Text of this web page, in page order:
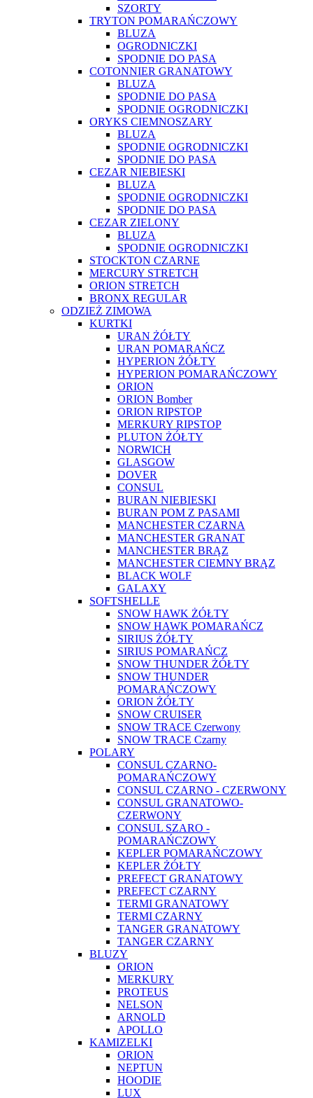
SZORTY
TRYTON POMARAŃCZOWY
BLUZA
OGRODNICZKI
SPODNIE DO PASA
COTONNIER GRANATOWY
BLUZA
SPODNIE DO PASA
SPODNIE OGRODNICZKI
ORYKS CIEMNOSZARY
BLUZA
SPODNIE OGRODNICZKI
SPODNIE DO PASA
CEZAR NIEBIESKI
BLUZA
SPODNIE OGRODNICZKI
SPODNIE DO PASA
CEZAR ZIELONY
BLUZA
SPODNIE OGRODNICZKI
STOCKTON CZARNE
MERCURY STRETCH
ORION STRETCH
BRONX REGULAR
ODZIEŻ ZIMOWA
KURTKI
URAN ŻÓŁTY
URAN POMARAŃCZ
HYPERION ŻÓŁTY
HYPERION POMARAŃCZOWY
ORION
ORION Bomber
ORION RIPSTOP
MERKURY RIPSTOP
PLUTON ŻÓŁTY
NORWICH
GLASGOW
DOVER
CONSUL
BURAN NIEBIESKI
BURAN POM Z PASAMI
MANCHESTER CZARNA
MANCHESTER GRANAT
MANCHESTER BRĄZ
MANCHESTER CIEMNY BRĄZ
BLACK WOLF
GALAXY
SOFTSHELLE
SNOW HAWK ŻÓŁTY
SNOW HAWK POMARAŃCZ
SIRIUS ŻÓŁTY
SIRIUS POMARAŃCZ
SNOW THUNDER ŻÓŁTY
SNOW THUNDER
POMARAŃCZOWY
ORION ŻÓŁTY
SNOW CRUISER
SNOW TRACE Czerwony
SNOW TRACE Czarny
POLARY
CONSUL CZARNO-
POMARAŃCZOWY
CONSUL CZARNO - CZERWONY
CONSUL GRANATOWO-
CZERWONY
CONSUL SZARO -
POMARAŃCZOWY
KEPLER POMARAŃCZOWY
KEPLER ŻÓŁTY
PREFECT GRANATOWY
PREFECT CZARNY
TERMI GRANATOWY
TERMI CZARNY
TANGER GRANATOWY
TANGER CZARNY
BLUZY
ORION
MERKURY
PROTEUS
NELSON
ARNOLD
APOLLO
KAMIZELKI
ORION
NEPTUN
HOODIE
LUX